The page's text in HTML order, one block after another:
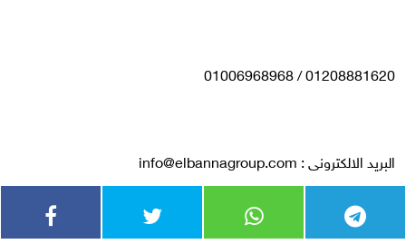
01208881620 / 01006968968
البريد الالكترونى : info@elbannagroup.com